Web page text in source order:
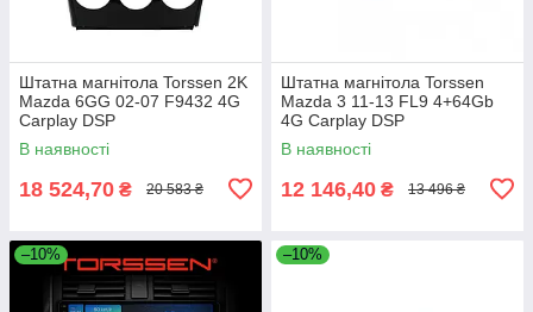
Штатна магнітола Torssen 2K
Mazda 6GG 02-07 F9432 4G
Carplay DSP
В наявності
18 524,70 ₴ 20 583 ₴
Штатна магнітола Torssen
Mazda 3 11-13 FL9 4+64Gb
4G Carplay DSP
В наявності
12 146,40 ₴ 13 496 ₴
–10% –10%